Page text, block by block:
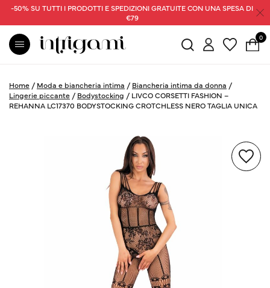
-50% SU TUTTI I PRODOTTI E SPEDIZIONI GRATUITE CON UNA SPESA DI
€79
0
Home / Moda e biancheria intima / Biancheria intima da donna /
Lingerie piccante / Bodystocking / LIVCO CORSETTI FASHION –
REHANNA LC17370 BODYSTOCKING CROTCHLESS NERO TAGLIA UNICA